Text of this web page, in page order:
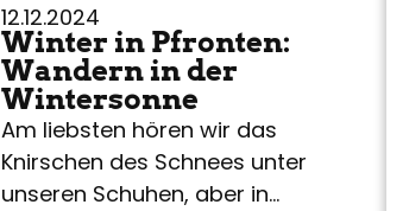
12.12.2024
Winter in Pfronten:
Wandern in der
Wintersonne
Am liebsten hören wir das
Knirschen des Schnees unter
unseren Schuhen, aber in